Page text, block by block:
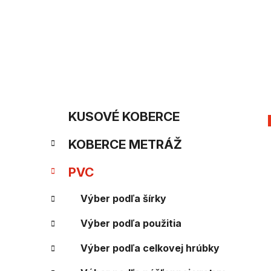
o
ý
p
a
kategórie
t
e
g
r
i
KUSOVÉ KOBERCE
KOBERCE METRÁŽ
PVC
Výber podľa šírky
Výber podľa použitia
Výber podľa celkovej hrúbky